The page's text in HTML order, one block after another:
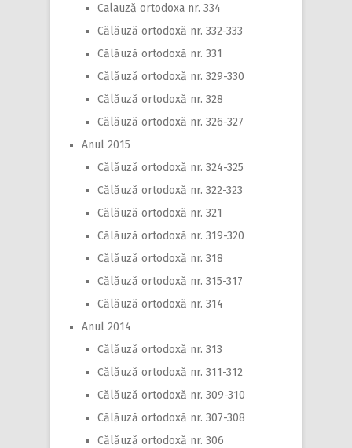
Calauză ortodoxa nr. 334
Călăuză ortodoxă nr. 332-333
Călăuză ortodoxă nr. 331
Călăuză ortodoxă nr. 329-330
Călăuză ortodoxă nr. 328
Călăuză ortodoxă nr. 326-327
Anul 2015
Călăuză ortodoxă nr. 324-325
Călăuză ortodoxă nr. 322-323
Călăuză ortodoxă nr. 321
Călăuză ortodoxă nr. 319-320
Călăuză ortodoxă nr. 318
Călăuză ortodoxă nr. 315-317
Călăuză ortodoxă nr. 314
Anul 2014
Călăuză ortodoxă nr. 313
Călăuză ortodoxă nr. 311-312
Călăuză ortodoxă nr. 309-310
Călăuză ortodoxă nr. 307-308
Călăuză ortodoxă nr. 306